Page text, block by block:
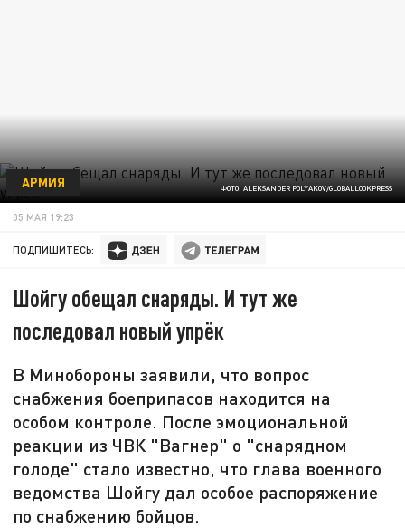
ФОТО: ALEKSANDER POLYAKOV/GLOBALLOOKPRESS
АРМИЯ
05 МАЯ 19:23
ПОДПИШИТЕСЬ:
Шойгу обещал снаряды. И тут же
последовал новый упрёк
В Минобороны заявили, что вопрос
снабжения боеприпасов находится на
особом контроле. После эмоциональной
реакции из ЧВК "Вагнер" о "снарядном
голоде" стало известно, что глава военного
ведомства Шойгу дал особое распоряжение
по снабжению бойцов.